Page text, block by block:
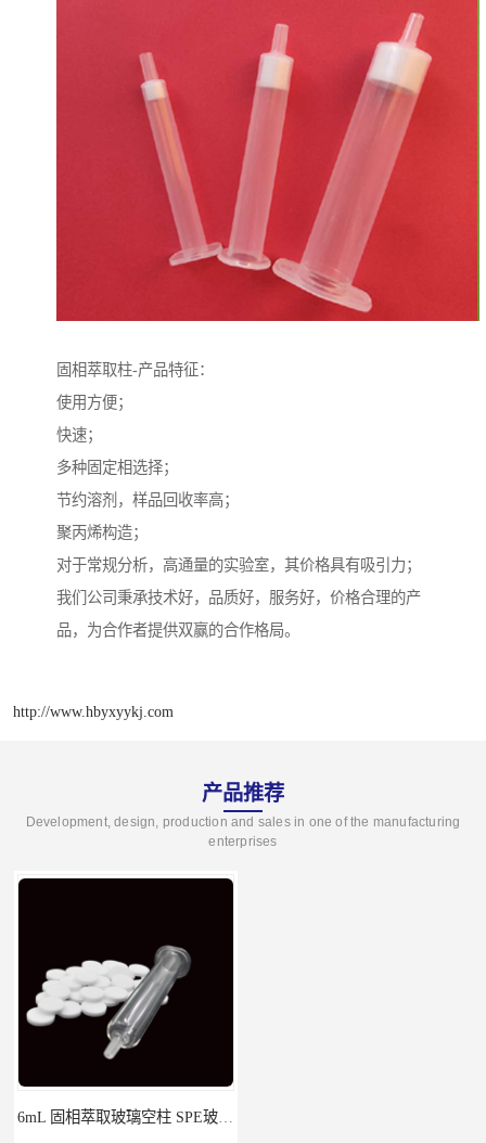
固相萃取柱-产品特征：
使用方便；
快速；
多种固定相选择；
节约溶剂，样品回收率高；
聚丙烯构造；
对于常规分析，高通量的实验室，其价格具有吸引力；
我们公司秉承技术好，品质好，服务好，价格合理的产
品，为合作者提供双赢的合作格局。
http://www.hbyxyykj.com
产品推荐
Development, design, production and sales in one of the manufacturing
enterprises
6mL 固相萃取玻璃空柱 SPE玻璃空柱